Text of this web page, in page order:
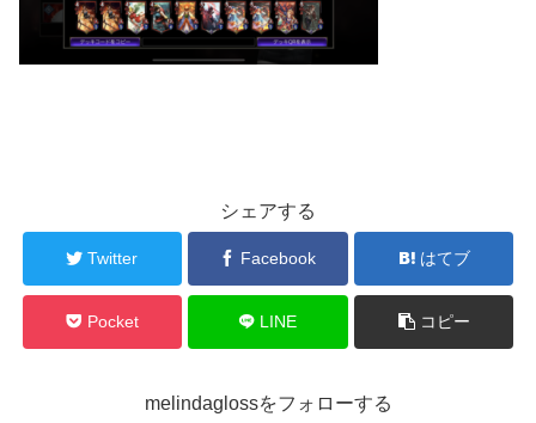
シェアする
Twitter Facebook はてブ
Pocket LINE コピー
melindaglossをフォローする